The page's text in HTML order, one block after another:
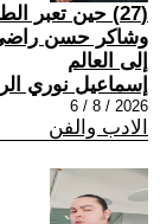
(27) حين تعبر
وشاكر حسن
إلى العالم
إسماعيل نوري
2026 / 8 / 6
الادب والفن